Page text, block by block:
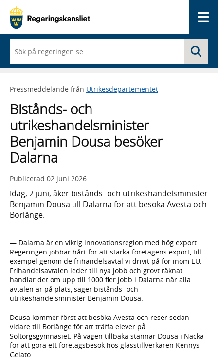
du
börjar
skriva
framträder
lista
med
sökförslag
Pressmeddelande från Utrikesdepartementet
Bistånds- och
utrikeshandelsminister
Benjamin Dousa besöker
Dalarna
Publicerad 02 juni 2026
Idag, 2 juni, åker bistånds- och utrikeshandelsminister
Benjamin Dousa till Dalarna för att besöka Avesta och
Borlänge.
— Dalarna är en viktig innovationsregion med hög export.
Regeringen jobbar hårt för att stärka företagens export, till
exempel genom de frihandelsavtal vi drivit på för inom EU.
Frihandelsavtalen leder till nya jobb och grovt räknat
handlar det om upp till 1000 fler jobb i Dalarna när alla
avtalen är på plats, säger bistånds- och
utrikeshandelsminister Benjamin Dousa.
Dousa kommer först att besöka Avesta och reser sedan
vidare till Borlänge för att träffa elever på
Soltorgsgymnasiet. På vägen tillbaka stannar Dousa i Nacka
för att göra ett företagsbesök hos glasstillverkaren Kennys
Gelato.